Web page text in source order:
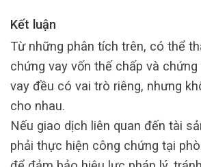
Kết luận
Từ những phân tích trên, có thể
chứng vay vốn thế chấp và
vay đều có vai trò riêng, nhưng
cho nhau.
Nếu giao dịch liên quan đến tài
phải thực hiện công chứng tại